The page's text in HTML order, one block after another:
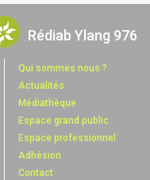
Rédiab Ylang 976
Qui sommes nous ?
Actualités
Médiathèque
Espace grand public
Espace professionnel
Adhésion
Contact